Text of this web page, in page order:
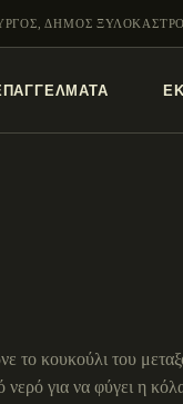
ΔΗΜΟΣ
το κουκούλι του
για να φύγει η